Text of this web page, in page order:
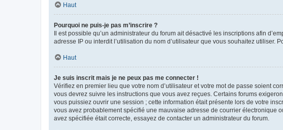
Haut
Pourquoi ne puis-je pas m’inscrire ?
Il est possible qu’un administrateur du forum ait désactivé les inscriptions afin
adresse IP ou interdit l’utilisation du nom d’utilisateur que vous souhaitez utiliser.
Haut
Je suis inscrit mais je ne peux pas me connecter !
Vérifiez en premier lieu que votre nom d’utilisateur et votre mot de passe soient
vous devrez suivre les instructions que vous avez reçues. Certains forums
vous puissiez ouvrir une session ; cette information était présente lors de votre
vous avez probablement spécifié une mauvaise adresse de courrier électronique
avez spécifiée était correcte, essayez de contacter un administrateur du forum.